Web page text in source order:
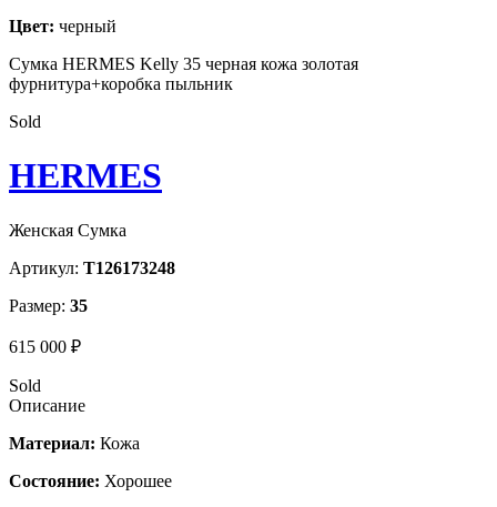
Цвет: черный
Сумка HERMES Kelly 35 черная кожа золотая
фурнитура+коробка пыльник
Sold
HERMES
Женская Сумка
Артикул: T126173248
Размер: 35
615 000 ₽
Sold
Описание
Материал: Кожа
Состояние: Хорошее